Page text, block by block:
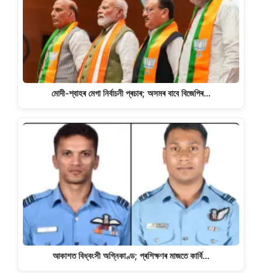
মোদী-শ্বাহৰ মেগা নিৰ্বাচনী প্ৰচাৰ; অসমৰ বাবে বিজেপিৰ…
আকাশত বিধ্বংসী অগ্নিকাণ্ড; প্ৰশিক্ষণৰ মাজতে কাৰ্বি…